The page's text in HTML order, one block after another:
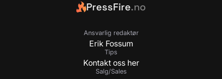
PressFire.no
Ansvarlig redaktør
Erik Fossum
Tips
Kontakt oss her
Salg/Sales